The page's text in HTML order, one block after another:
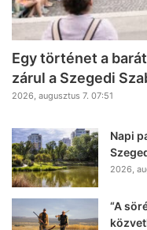
Egy történet a
zárul a Szegedi
2026, augusztus 7. 07:51
Napi
2026,
“A